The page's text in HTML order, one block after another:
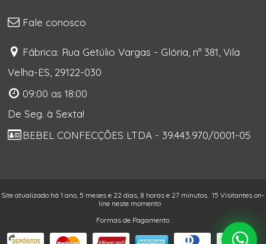
Fale conosco
Fábrica: Rua Getúlio Vargas - Glória, nº 381, Vila
Velha-ES, 29122-030
09:00 as 18:00
De Seg. à Sexta!
BEBEL CONFECÇÕES LTDA - 39.443.970/0001-05
Site atualizado há 1 ano, 5 meses e 22 dias, 8 horas e 27 minutos. 15 Visitantes on-
line neste momento
Formas de Pagamento: